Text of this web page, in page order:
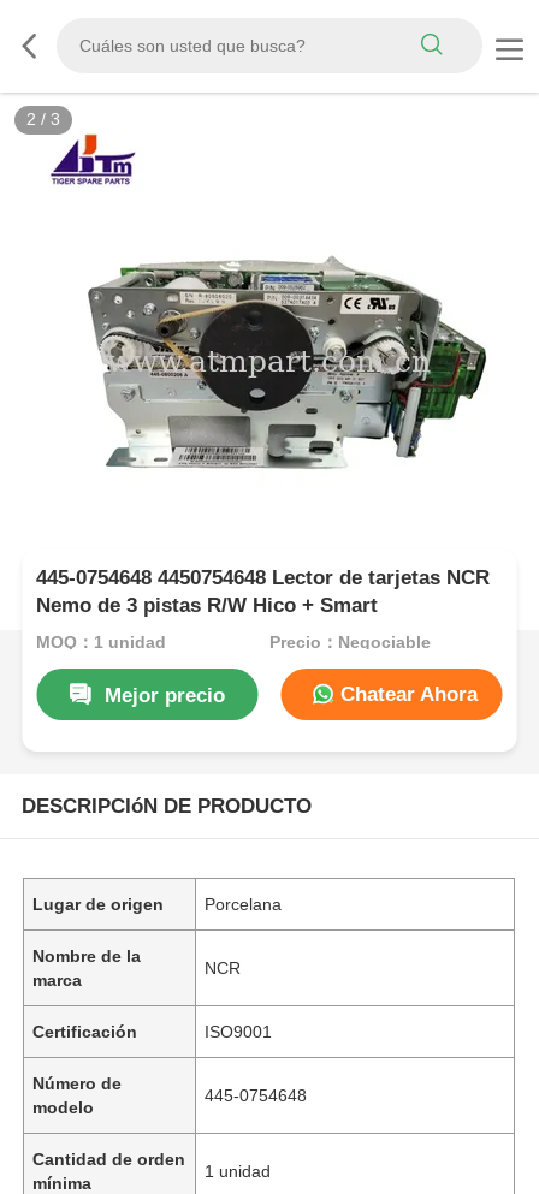
3 / 3
445-0754648 4450754648 Lector de tarjetas NCR
Nemo de 3 pistas R/W Hico + Smart
MOQ：1 unidad Precio：Negociable
Mejor precio Chatear Ahora
DESCRIPCIóN DE PRODUCTO
Lugar de origen Porcelana
Nombre de la
marca
NCR
Certificación ISO9001
Número de
modelo
445-0754648
Cantidad de orden
mínima
1 unidad